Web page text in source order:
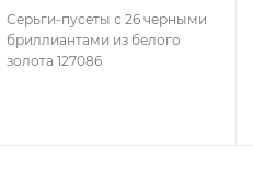
Серьги-пусеты с 26 черными
бриллиантами из белого
золота 127086